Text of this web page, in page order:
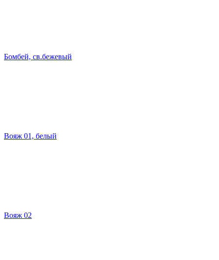
Бомбей, св.бежевый
Вояж 01, белый
Вояж 02